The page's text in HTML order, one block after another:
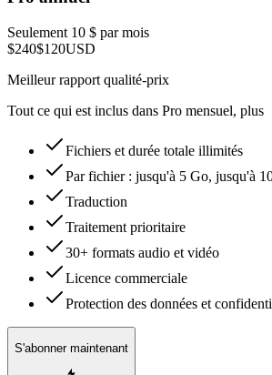
Seulement 10 $ par mois
$240$120USD
Meilleur rapport qualité-prix
Tout ce qui est inclus dans Pro mensuel, plus
Fichiers et durée totale illimités
Par fichier : jusqu'à 5 Go, jusqu'à
Traduction
Traitement prioritaire
30+ formats audio et vidéo
Licence commerciale
Protection des données et
S'abonner maintenant